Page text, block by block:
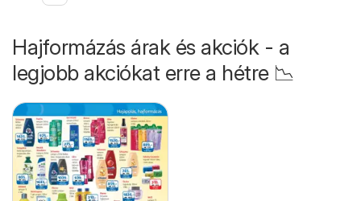
Hajformázás árak és akciók - a
legjobb akciókat erre a hétre 📉